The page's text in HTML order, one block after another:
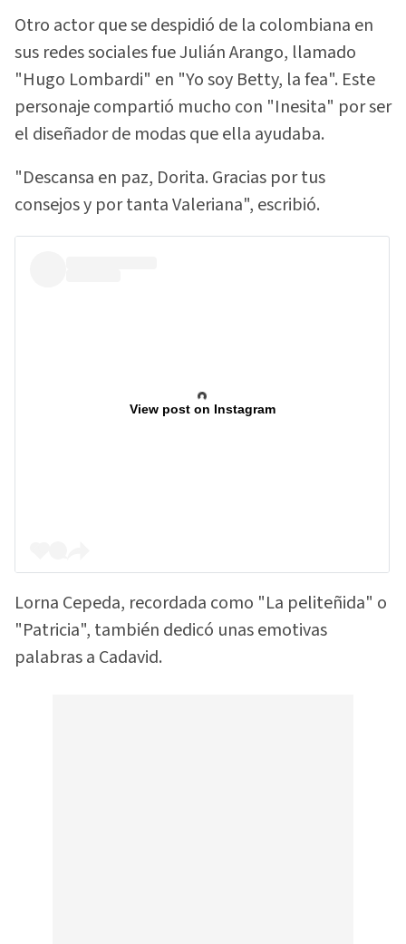
Otro actor que se despidió de la colombiana en
sus redes sociales fue Julián Arango, llamado
"Hugo Lombardi" en "Yo soy Betty, la fea". Este
personaje compartió mucho con "Inesita" por ser
el diseñador de modas que ella ayudaba.
"Descansa en paz, Dorita. Gracias por tus
consejos y por tanta Valeriana", escribió.
View post on Instagram
Lorna Cepeda, recordada como "La peliteñida" o
"Patricia", también dedicó unas emotivas
palabras a Cadavid.